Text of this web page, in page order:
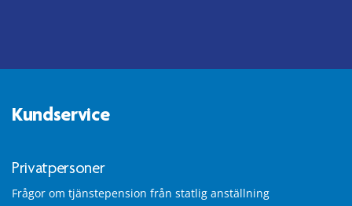
Kundservice
Privatpersoner
Frågor om tjänstepension från statlig anställning